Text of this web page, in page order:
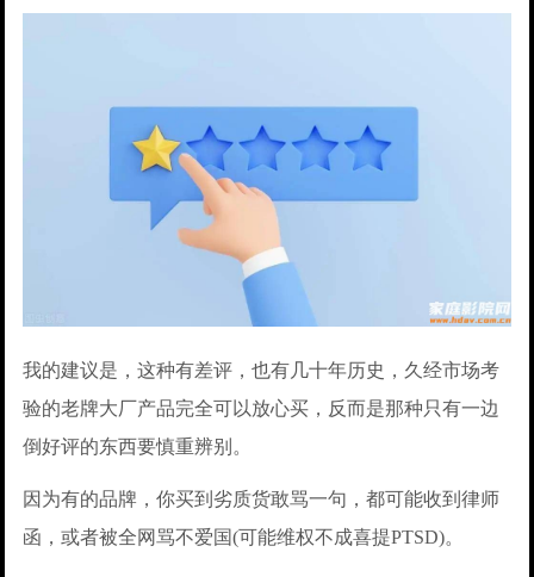
我的建议是，这种有差评，也有几十年历史，久经市场考
验的老牌大厂产品完全可以放心买，反而是那种只有一边
倒好评的东西要慎重辨别。
因为有的品牌，你买到劣质货敢骂一句，都可能收到律师
函，或者被全网骂不爱国(可能维权不成喜提PTSD)。